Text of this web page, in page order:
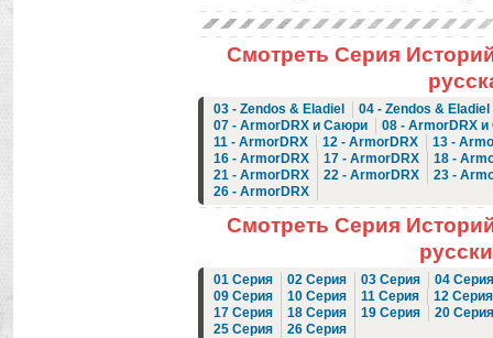
Смотреть Серия
03 - Zendos & Eladiel
04 - Zendos & Eladiel
07 - ArmorDRX и Саюри
08 - ArmorDRX
11 - ArmorDRX
12 - ArmorDRX
13 -
16 - ArmorDRX
17 - ArmorDRX
18 -
21 - ArmorDRX
22 - ArmorDRX
23 -
26 - ArmorDRX
Смотреть Серия
01 Серия 02 Серия 03 Серия
04 Серия
09 Серия
10 Серия 11 Серия
12 Серия
17 Серия
18 Серия 19 Серия
20 Серия
25 Серия
26 Серия